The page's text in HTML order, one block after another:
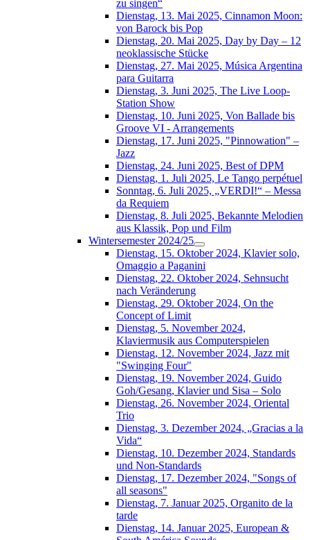
zu singen“
Dienstag, 13. Mai 2025, Cinnamon Moon:
von Barock bis Pop
Dienstag, 20. Mai 2025, Day by Day – 12
neoklassische Stücke
Dienstag, 27. Mai 2025, Música Argentina
para Guitarra
Dienstag, 3. Juni 2025, The Live Loop-
Station Show
Dienstag, 10. Juni 2025, Von Ballade bis
Groove VI - Arrangements
Dienstag, 17. Juni 2025, "Pinnowation" –
Jazz
Dienstag, 24. Juni 2025, Best of DPM
Dienstag, 1. Juli 2025, Le Tango perpétuel
Sonntag, 6. Juli 2025, „VERDI!“ – Messa
da Requiem
Dienstag, 8. Juli 2025, Bekannte Melodien
aus Klassik, Pop und Film
Wintersemester 2024/25
Dienstag, 15. Oktober 2024, Klavier solo,
Omaggio a Paganini
Dienstag, 22. Oktober 2024, Sehnsucht
nach Veränderung
Dienstag, 29. Oktober 2024, On the
Concept of Limit
Dienstag, 5. November 2024,
Klaviermusik aus Computerspielen
Dienstag, 12. November 2024, Jazz mit
"Swinging Four"
Dienstag, 19. November 2024, Guido
Goh/Gesang, Klavier und Sisa – Solo
Dienstag, 26. November 2024, Oriental
Trio
Dienstag, 3. Dezember 2024, „Gracias a la
Vida“
Dienstag, 10. Dezember 2024, Standards
und Non-Standards
Dienstag, 17. Dezember 2024, "Songs of
all seasons"
Dienstag, 7. Januar 2025, Organito de la
tarde
Dienstag, 14. Januar 2025, European &